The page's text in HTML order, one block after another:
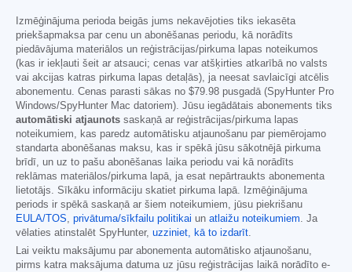
Izmēģinājuma perioda beigās jums nekavējoties tiks iekasēta
priekšapmaksa par cenu un abonēšanas periodu, kā norādīts
piedāvājuma materiālos un reģistrācijas/pirkuma lapas noteikumos
(kas ir iekļauti šeit ar atsauci; cenas var atšķirties atkarībā no valsts
vai akcijas katras pirkuma lapas detaļās), ja neesat savlaicīgi atcēlis
abonementu. Cenas parasti sākas no $79.98 pusgadā (SpyHunter Pro
Windows/SpyHunter Mac datoriem). Jūsu iegādātais abonements tiks
automātiski atjaunots saskaņā ar reģistrācijas/pirkuma lapas
noteikumiem, kas paredz automātisku atjaunošanu par piemērojamo
standarta abonēšanas maksu, kas ir spēkā jūsu sākotnējā pirkuma
brīdī, un uz to pašu abonēšanas laika periodu vai kā norādīts
reklāmas materiālos/pirkuma lapā, ja esat nepārtraukts abonementa
lietotājs. Sīkāku informāciju skatiet pirkuma lapā. Izmēģinājuma
periods ir spēkā saskaņā ar šiem noteikumiem, jūsu piekrišanu
EULA/TOS, privātuma/sīkfailu politikai un atlaižu noteikumiem. Ja
vēlaties atinstalēt SpyHunter, uzziniet, kā to izdarīt.
Lai veiktu maksājumu par abonementa automātisko atjaunošanu,
pirms katra maksājuma datuma uz jūsu reģistrācijas laikā norādīto e-